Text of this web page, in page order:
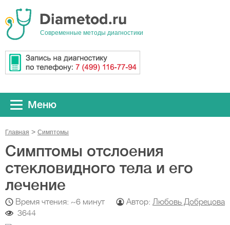
Cовременные методы диагностики
Меню
Главная Симптомы
Симптомы отслоения
стекловидного тела и его
лечение
Время чтения: ~6 минут Автор: Любовь Добрецова
3644